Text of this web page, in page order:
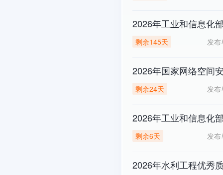
2026年工业和信息化
剩余145天 发
2026年国家网络空间
剩余24天 发
2026年工业和信息化
剩余6天 发
2026年水利工程优秀